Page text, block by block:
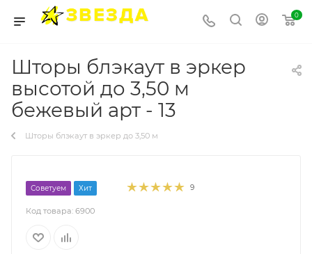
0
Шторы блэкаут в эркер
высотой до 3,50 м
бежевый арт - 13
Шторы блэкаут в эркер до 3,50 м
Советуем Хит 9
Код товара: 6900